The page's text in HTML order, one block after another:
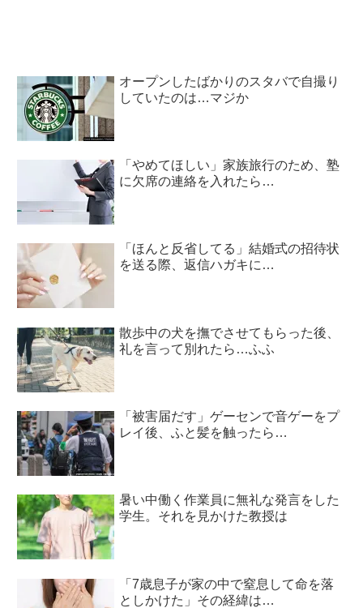
オープンしたばかりのスタバで自撮り
していたのは…マジか
「やめてほしい」家族旅行のため、塾
に欠席の連絡を入れたら…
「ほんと反省してる」結婚式の招待状
を送る際、返信ハガキに…
散歩中の犬を撫でさせてもらった後、
礼を言って別れたら…ふふ
「被害届だす」ゲーセンで音ゲーをプ
レイ後、ふと髪を触ったら…
暑い中働く作業員に無礼な発言をした
学生。それを見かけた教授は
「7歳息子が家の中で窒息して命を落
としかけた」その経緯は…